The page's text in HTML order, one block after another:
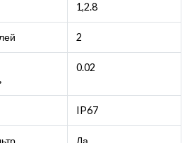
1,2.8
2
0.02
IP67
Да